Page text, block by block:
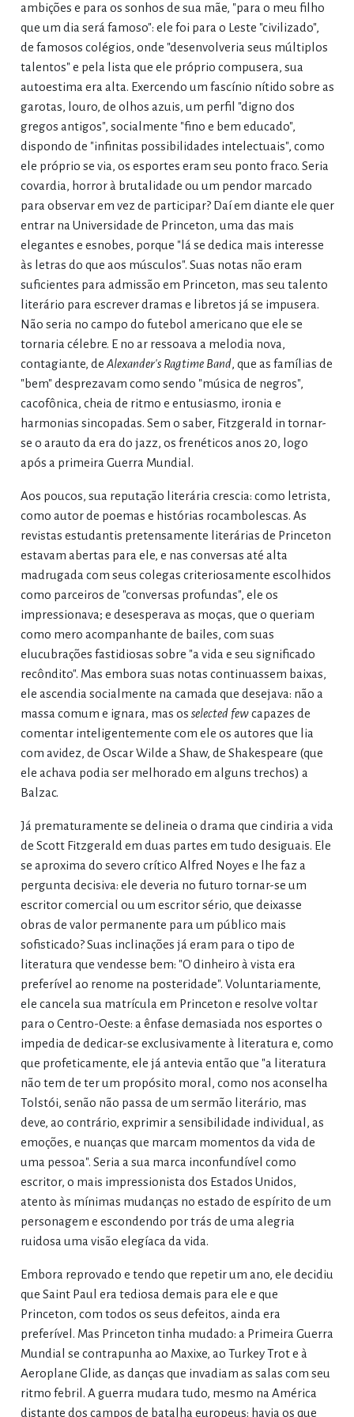
ambições e para os sonhos de sua mãe, "para o meu filho
que um dia será famoso": ele foi para o Leste "civilizado",
de famosos colégios, onde "desenvolveria seus múltiplos
talentos" e pela lista que ele próprio compusera, sua
autoestima era alta. Exercendo um fascínio nítido sobre as
garotas, louro, de olhos azuis, um perfil "digno dos
gregos antigos", socialmente "fino e bem educado",
dispondo de "infinitas possibilidades intelectuais", como
ele próprio se via, os esportes eram seu ponto fraco. Seria
covardia, horror à brutalidade ou um pendor marcado
para observar em vez de participar? Daí em diante ele quer
entrar na Universidade de Princeton, uma das mais
elegantes e esnobes, porque "lá se dedica mais interesse
às letras do que aos músculos". Suas notas não eram
suficientes para admissão em Princeton, mas seu talento
literário para escrever dramas e libretos já se impusera.
Não seria no campo do futebol americano que ele se
tornaria célebre. E no ar ressoava a melodia nova,
contagiante, de Alexander's Ragtime Band, que as famílias de
"bem" desprezavam como sendo "música de negros",
cacofônica, cheia de ritmo e entusiasmo, ironia e
harmonias sincopadas. Sem o saber, Fitzgerald in tornar-
se o arauto da era do jazz, os frenéticos anos 20, logo
após a primeira Guerra Mundial.
Aos poucos, sua reputação literária crescia: como letrista,
como autor de poemas e histórias rocambolescas. As
revistas estudantis pretensamente literárias de Princeton
estavam abertas para ele, e nas conversas até alta
madrugada com seus colegas criteriosamente escolhidos
como parceiros de "conversas profundas", ele os
impressionava; e desesperava as moças, que o queriam
como mero acompanhante de bailes, com suas
elucubrações fastidiosas sobre "a vida e seu significado
recôndito". Mas embora suas notas continuassem baixas,
ele ascendia socialmente na camada que desejava: não a
massa comum e ignara, mas os selected fewcapazes de
comentar inteligentemente com ele os autores que lia
com avidez, de Oscar Wilde a Shaw, de Shakespeare (que
ele achava podia ser melhorado em alguns trechos) a
Balzac.
Já prematuramente se delineia o drama que cindiria a vida
de Scott Fitzgerald em duas partes em tudo desiguais. Ele
se aproxima do severo crítico Alfred Noyes e lhe faz a
pergunta decisiva: ele deveria no futuro tornar-se um
escritor comercial ou um escritor sério, que deixasse
obras de valor permanente para um público mais
sofisticado? Suas inclinações já eram para o tipo de
literatura que vendesse bem: "O dinheiro à vista era
preferível ao renome na posteridade". Voluntariamente,
ele cancela sua matrícula em Princeton e resolve voltar
para o Centro-Oeste: a ênfase demasiada nos esportes o
impedia de dedicar-se exclusivamente à literatura e, como
que profeticamente, ele já antevia então que "a literatura
não tem de ter um propósito moral, como nos aconselha
Tolstói, senão não passa de um sermão literário, mas
deve, ao contrário, exprimir a sensibilidade individual, as
emoções, e nuanças que marcam momentos da vida de
uma pessoa". Seria a sua marca inconfundível como
escritor, o mais impressionista dos Estados Unidos,
atento às mínimas mudanças no estado de espírito de um
personagem e escondendo por trás de uma alegria
ruidosa uma visão elegíaca da vida.
Embora reprovado e tendo que repetir um ano, ele decidiu
que Saint Paul era tediosa demais para ele e que
Princeton, com todos os seus defeitos, ainda era
preferível. Mas Princeton tinha mudado: a Primeira Guerra
Mundial se contrapunha ao Maxixe, ao Turkey Trot e à
Aeroplane Glide, as danças que invadiam as salas com seu
ritmo febril. A guerra mudara tudo, mesmo na América
distante dos campos de batalha europeus: havia os que